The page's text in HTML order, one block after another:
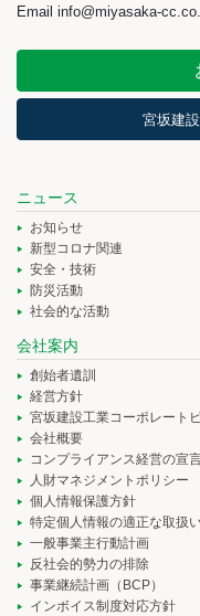
Email info@miyasaka-
宮坂建
ニュース
お知らせ
新型コロナ関連
安全・技術
防災活動
社会的な活動
会社案内
創始者遺訓
経営方針
宮坂建設工業コーポレート
会社概要
コンプライアンス経営の宣
人財マネジメントポリシー
個人情報保護方針
特定個人情報の適正な取扱
一般事業主行動計画
反社会的勢力の排除
事業継続計画（BCP）
インボイス制度対応方針